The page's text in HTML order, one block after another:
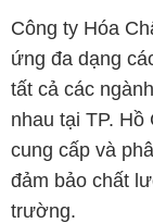
cung cấp và
đảm bảo chất
trường.
Đội ngũ nhân
giàu kinh
chất. Chúng tôi
trợ chuyên